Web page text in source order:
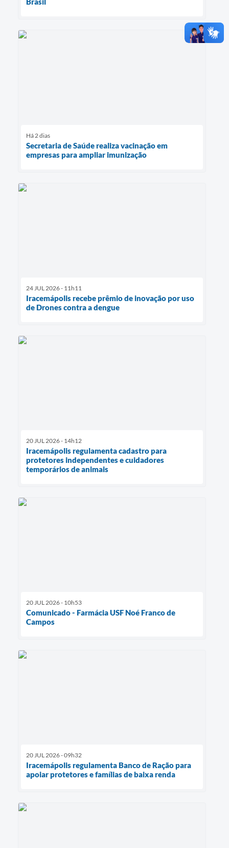
Há 2 dias
Secretaria de Saúde realiza vacinação em
empresas para ampliar imunização
24 JUL 2026 - 11h11
Iracemápolis recebe prêmio de inovação por uso
de Drones contra a dengue
20 JUL 2026 - 14h12
Iracemápolis regulamenta cadastro para
protetores independentes e cuidadores
temporários de animais
20 JUL 2026 - 10h53
Comunicado - Farmácia USF Noé Franco de
Campos
20 JUL 2026 - 09h32
Iracemápolis regulamenta Banco de Ração para
apoiar protetores e famílias de baixa renda